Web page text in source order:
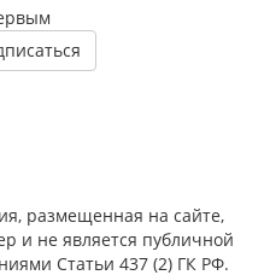
размещенная на сайте,
и не является публичной
Статьи 437 (2) ГК РФ.